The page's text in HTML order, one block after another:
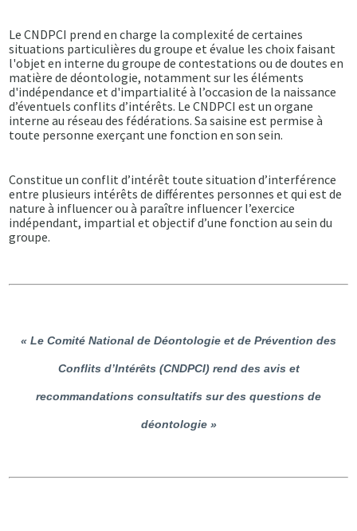
Le CNDPCI prend en charge la complexité de certaines
situations particulières du groupe et évalue les choix faisant
l'objet en interne du groupe de contestations ou de doutes en
matière de déontologie, notamment sur les éléments
d'indépendance et d'impartialité à l’occasion de la naissance
d’éventuels conflits d’intérêts. Le CNDPCI est un organe
interne au réseau des fédérations. Sa saisine est permise à
toute personne exerçant une fonction en son sein.
Constitue un conflit d’intérêt toute situation d’interférence
entre plusieurs intérêts de différentes personnes et qui est de
nature à influencer ou à paraître influencer l’exercice
indépendant, impartial et objectif d’une fonction au sein du
groupe.
« Le Comité National de Déontologie et de Prévention des
Conflits d’Intérêts (CNDPCI) rend des avis et
recommandations consultatifs sur des questions de
déontologie »